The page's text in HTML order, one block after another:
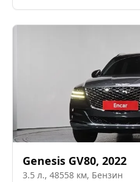
Genesis GV80, 2022
3.5 л., 48558 км, Бензин